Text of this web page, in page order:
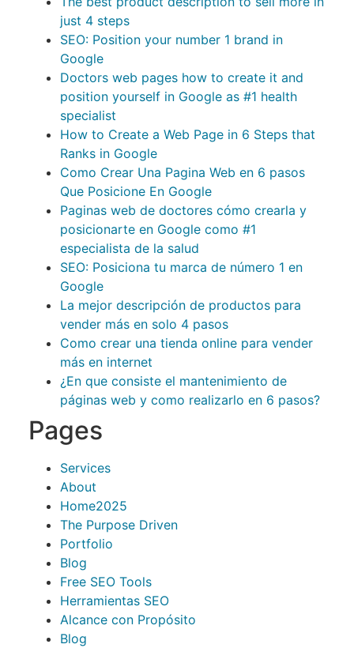
just 4 steps
SEO: Position your number 1 brand in
Google
Doctors web pages how to create it and
position yourself in Google as #1 health
specialist
How to Create a Web Page in 6 Steps that
Ranks in Google
Como Crear Una Pagina Web en 6 pasos
Que Posicione En Google
Paginas web de doctores cómo crearla y
posicionarte en Google como #1
especialista de la salud
SEO: Posiciona tu marca de número 1 en
Google
La mejor descripción de productos para
vender más en solo 4 pasos
Como crear una tienda online para vender
más en internet
¿En que consiste el mantenimiento de
páginas web y como realizarlo en 6 pasos?
Pages
Services
About
Home2025
The Purpose Driven
Portfolio
Blog
Free SEO Tools
Herramientas SEO
Alcance con Propósito
Blog